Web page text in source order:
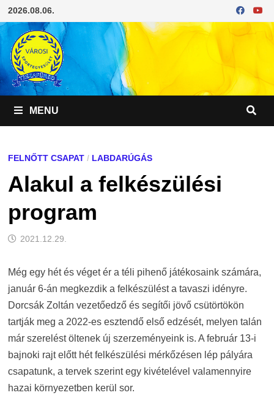
Skip
to
content
2026.08.06.
MENU
FELNŐTT CSAPAT/ LABDARÚGÁS
Alakul a felkészülési
program
2021.12.29.
Még egy hét és véget ér a téli pihenő játékosaink számára,
január 6-án megkezdik a felkészülést a tavaszi idényre.
Dorcsák Zoltán vezetőedző és segítői jövő csütörtökön
tartják meg a 2022-es esztendő első edzését, melyen talán
már szerelést öltenek új szerzeményeink is. A február 13-i
bajnoki rajt előtt hét felkészülési mérkőzésen lép pályára
csapatunk, a tervek szerint egy kivételével valamennyire
hazai környezetben kerül sor.